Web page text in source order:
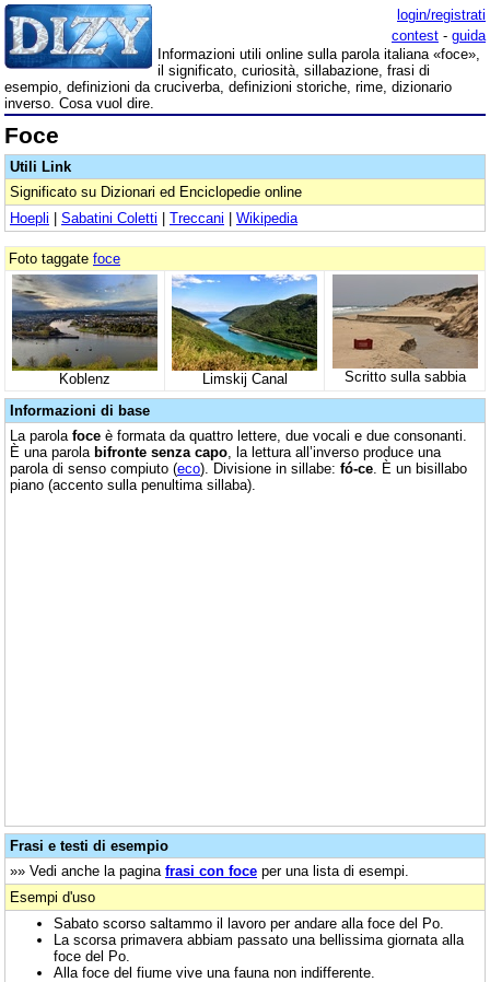
login/registrati
contest - guida
Informazioni utili online sulla parola italiana «foce»,
il significato, curiosità, sillabazione, frasi di
esempio, definizioni da cruciverba, definizioni storiche, rime, dizionario
inverso. Cosa vuol dire.
Foce
Utili Link
Significato su Dizionari ed Enciclopedie online
Hoepli | Sabatini Coletti | Treccani | Wikipedia
Foto taggate foce
Koblenz Limskij Canal Scritto sulla sabbia
Informazioni di base
La parola foce è formata da quattro lettere, due vocali e due consonanti.
È una parola bifronte senza capo , la lettura all’inverso produce una
parola di senso compiuto (eco). Divisione in sillabe: fó-ce . È un bisillabo
piano (accento sulla penultima sillaba).
Frasi e testi di esempio
»» Vedi anche la pagina frasi con foce per una lista di esempi.
Esempi d'uso
Sabato scorso saltammo il lavoro per andare alla foce del Po.
La scorsa primavera abbiam passato una bellissima giornata alla
foce del Po.
Alla foce del fiume vive una fauna non indifferente.